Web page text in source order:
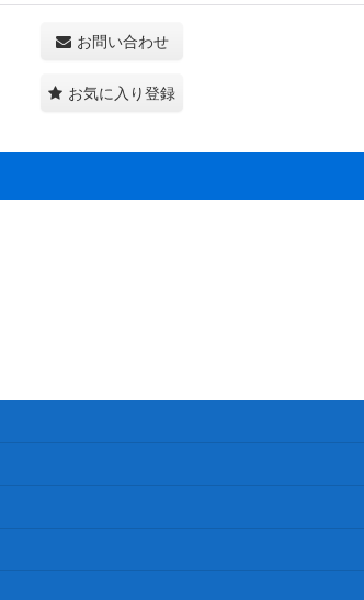
お問い合わせ
お気に入り登録